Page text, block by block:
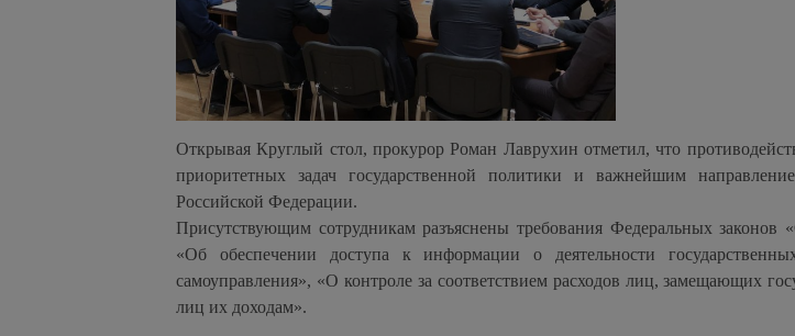
Открывая Круглый стол, прокурор Роман Лаврухин отметил, что
приоритетных задач государственной политики и важнейшим
Российской Федерации.
Присутствующим сотрудникам разъяснены требования Федеральных законов
«Об обеспечении доступа к информации о деятельности
самоуправления», «О контроле за соответствием расходов лиц, замещающих
лиц их доходам».